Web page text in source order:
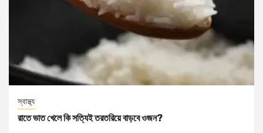
স্বাস্থ্য
রাতে ভাত খেলে কি সত্যিই তরতরিয়ে বাড়বে ওজন?